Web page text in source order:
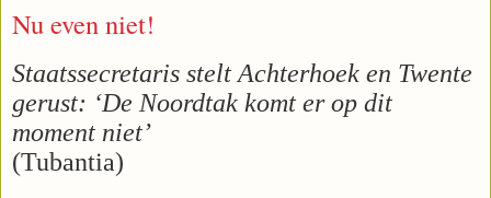
Nu even niet!
Staatssecretaris stelt Achterhoek en Twente
gerust: ‘De Noordtak komt er op dit
moment niet’
(Tubantia)